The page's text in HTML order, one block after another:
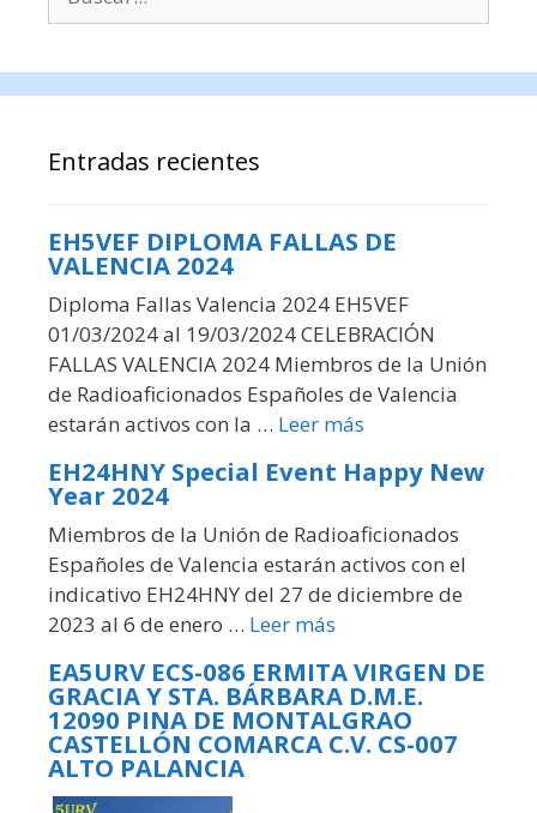
Entradas recientes
EH5VEF DIPLOMA FALLAS DE
VALENCIA 2024
Diploma Fallas Valencia 2024 EH5VEF
01/03/2024 al 19/03/2024 CELEBRACIÓN
FALLAS VALENCIA 2024 Miembros de la Unión
de Radioaficionados Españoles de Valencia
estarán activos con la … Leer más
EH24HNY Special Event Happy New
Year 2024
Miembros de la Unión de Radioaficionados
Españoles de Valencia estarán activos con el
indicativo EH24HNY del 27 de diciembre de
2023 al 6 de enero … Leer más
EA5URV ECS-086 ERMITA VIRGEN DE
GRACIA Y STA. BÁRBARA D.M.E.
12090 PINA DE MONTALGRAO
CASTELLÓN COMARCA C.V. CS-007
ALTO PALANCIA